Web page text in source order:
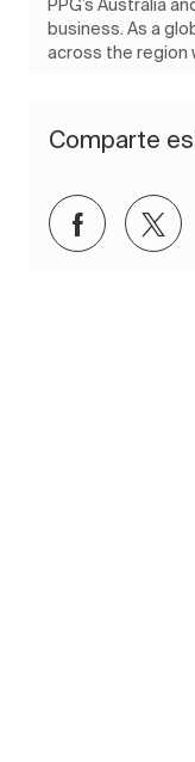
PPG’s Australia
business. As a
across the region
Comparte